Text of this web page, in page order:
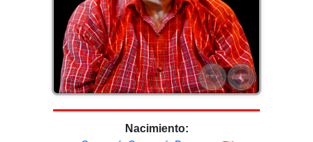
Nacimiento: